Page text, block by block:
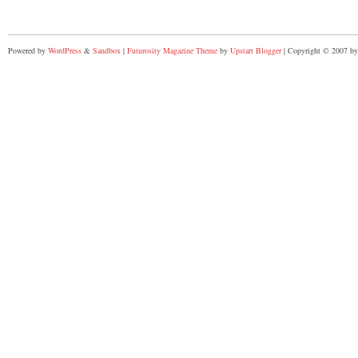
Powered by WordPress & Sandbox | Futurosity Magazine Theme by Upstart Blogger| Copyright © 2007 by